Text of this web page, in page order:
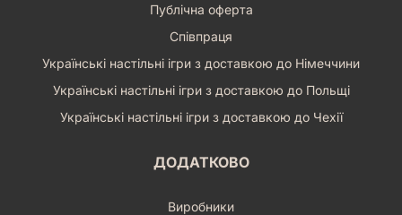
Публічна оферта
Співпраця
Українські настільні ігри з доставкою до Німеччини
Українські настільні ігри з доставкою до Польщі
Українські настільні ігри з доставкою до Чехії
ДОДАТКОВО
Виробники